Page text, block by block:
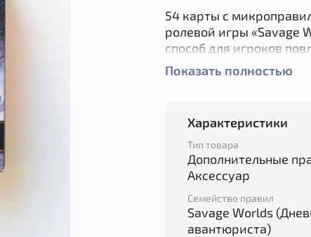
54 карты с
ролевой игры «Savage
способ для игроков
мастерством и
проведите в нём
правилам, одинаково
реализма.
Для игры потребуется
авантюриста»
Показать полностью
Характеристики
Тип товара
Дополнительные
Аксессуар
Семейство правил
Savage Worlds
авантюриста)